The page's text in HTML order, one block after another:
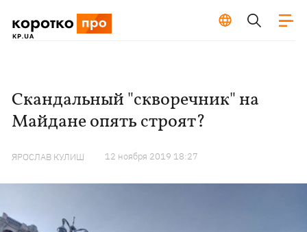
Скандальный "скворечник" на
Майдане опять строят?
ЯРОСЛАВ КУЛИШ 12 ноября 2019 18:27